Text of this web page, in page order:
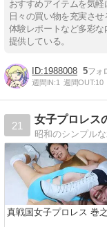
おすすめアイテムを気軽
日々の買い物を充実さ
体験レポートなど多彩
提供している。
1988008 5
週間IN:1 週間OUT:10
21
女子プロレス
真戦国女子プロレス 巻